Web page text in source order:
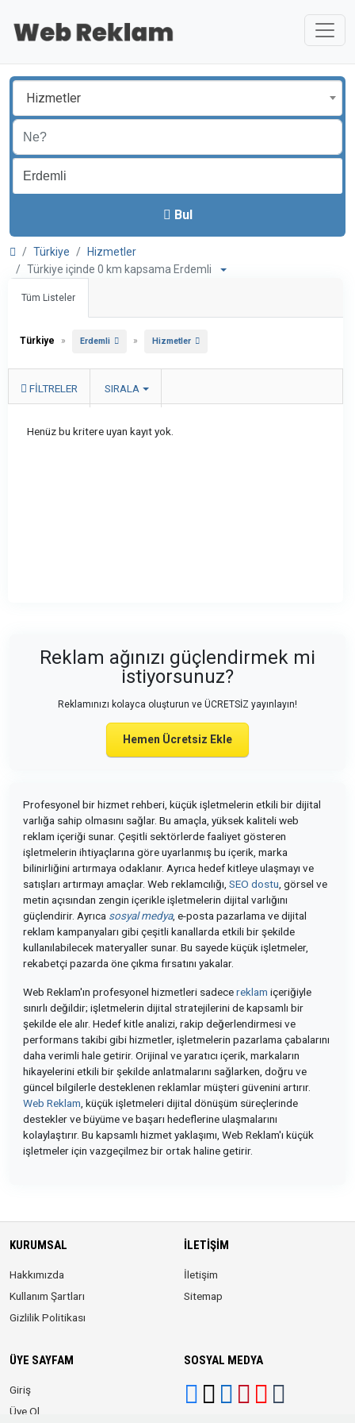
Hizmetler
Bul
Türkiye
Hizmetler
Türkiye içinde 0 km kapsama Erdemli
Tüm Listeler
Türkiye » Erdemli » Hizmetler
FILTRELER SIRALA
Henüz bu kritere uyan kayıt yok.
Reklam ağınızı güçlendirmek mi
istiyorsunuz?
Reklamınızı kolayca oluşturun ve ÜCRETSİZ yayınlayın!
Hemen Ücretsiz Ekle
Profesyonel bir hizmet rehberi, küçük işletmelerin etkili bir dijital
varlığa sahip olmasını sağlar. Bu amaçla, yüksek kaliteli web
reklam içeriği sunar. Çeşitli sektörlerde faaliyet gösteren
işletmelerin ihtiyaçlarına göre uyarlanmış bu içerik, marka
bilinirliğini artırmaya odaklanır. Ayrıca hedef kitleye ulaşmayı ve
satışları artırmayı amaçlar. Web reklamcılığı, SEO dostu , görsel ve
metin açısından zengin içerikle işletmelerin dijital varlığını
güçlendirir. Ayrıca sosyal medya, e-posta pazarlama ve dijital
reklam kampanyaları gibi çeşitli kanallarda etkili bir şekilde
kullanılabilecek materyaller sunar. Bu sayede küçük işletmeler,
rekabetçi pazarda öne çıkma fırsatını yakalar.
Web Reklam'ın profesyonel hizmetleri sadecereklam içeriğiyle
sınırlı değildir; işletmelerin dijital stratejilerini de kapsamlı bir
şekilde ele alır. Hedef kitle analizi, rakip değerlendirmesi ve
performans takibi gibi hizmetler, işletmelerin pazarlama çabalarını
daha verimli hale getirir. Orijinal ve yaratıcı içerik, markaların
hikayelerini etkili bir şekilde anlatmalarını sağlarken, doğru ve
güncel bilgilerle desteklenen reklamlar müşteri güvenini artırır.
Web Reklam , küçük işletmeleri dijital dönüşüm süreçlerinde
destekler ve büyüme ve başarı hedeflerine ulaşmalarını
kolaylaştırır. Bu kapsamlı hizmet yaklaşımı, Web Reklam'ı küçük
işletmeler için vazgeçilmez bir ortak haline getirir.
KURUMSAL
Hakkımızda
Kullanım Şartları
Gizlilik Politikası
İLETIŞIM
İletişim
Sitemap
ÜYE SAYFAM
Giriş
Üye Ol
SOSYAL MEDYA